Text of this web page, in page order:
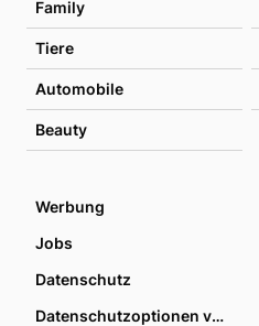
Family
Tiere
Automobile
Beauty
Werbung
Jobs
Datenschutz
Datenschutzoptionen verwalten